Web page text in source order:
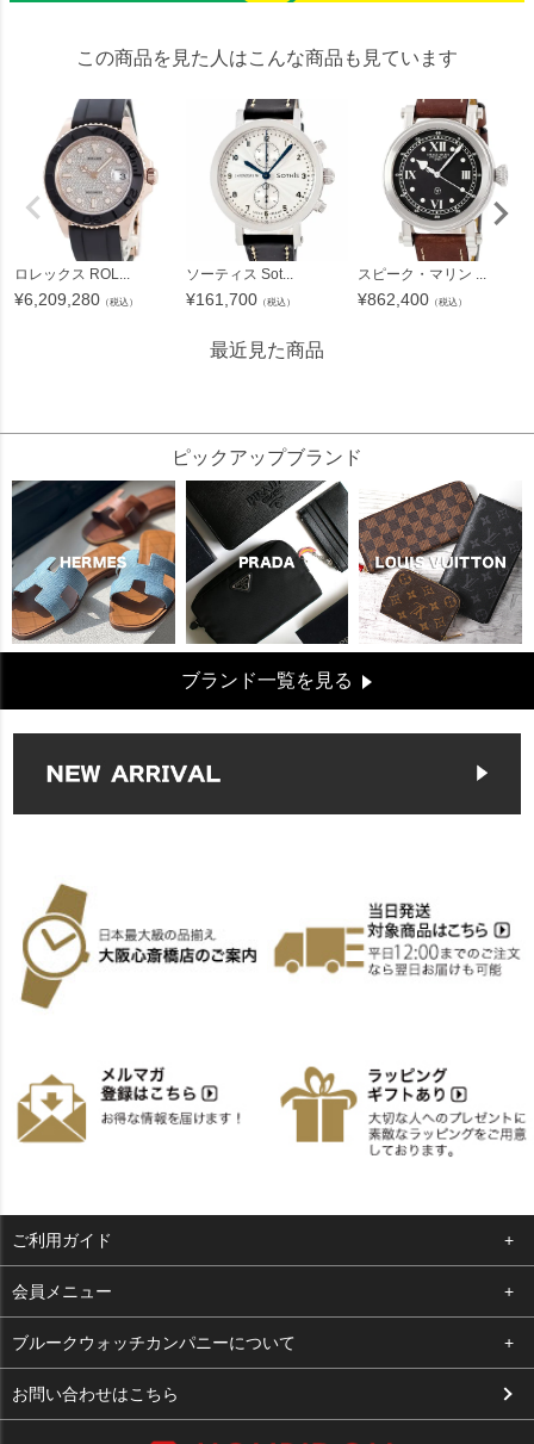
この商品を見た人はこんな商品も見ています
ロレックス ROL...
¥6,209,280 （税込）
ソーティス Sot...
¥161,700 （税込）
スピーク・マリン ...
¥862,400 （税込）
最近見た商品
ピックアップブランド
ブランド一覧を見る
ご利用ガイド
よくある質問
支払い・送料
お客様の声
会員メニュー
ログイン
お気に入り
ブルークウォッチカンパニーについて
会社概要
お問い合わせはこちら